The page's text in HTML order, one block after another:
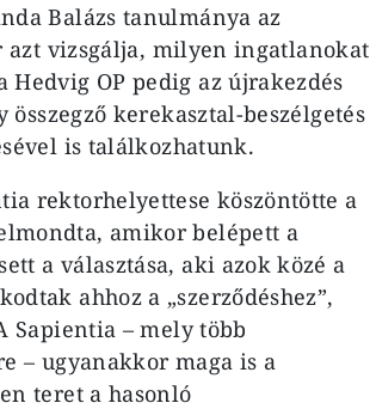
Balázs tanulmánya az
vizsgálja, milyen ingatlanokat
OP pedig az újrakezdés
kerekasztal-beszélgetés
is találkozhatunk.
rektorhelyettese köszöntötte a
amikor belépett a
a választása, aki azok közé a
ahhoz a „szerződéshez”,
Sapientia – mely több
– ugyanakkor maga is a
teret a hasonló